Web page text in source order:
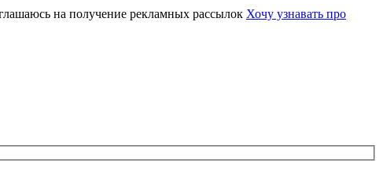
на получение рекламных рассылок Хочу узнавать про